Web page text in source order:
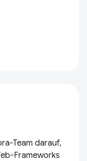
Team darauf,
Frameworks